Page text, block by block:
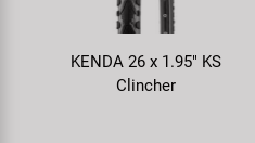
KENDA 26 x 1.95" KS
Clincher